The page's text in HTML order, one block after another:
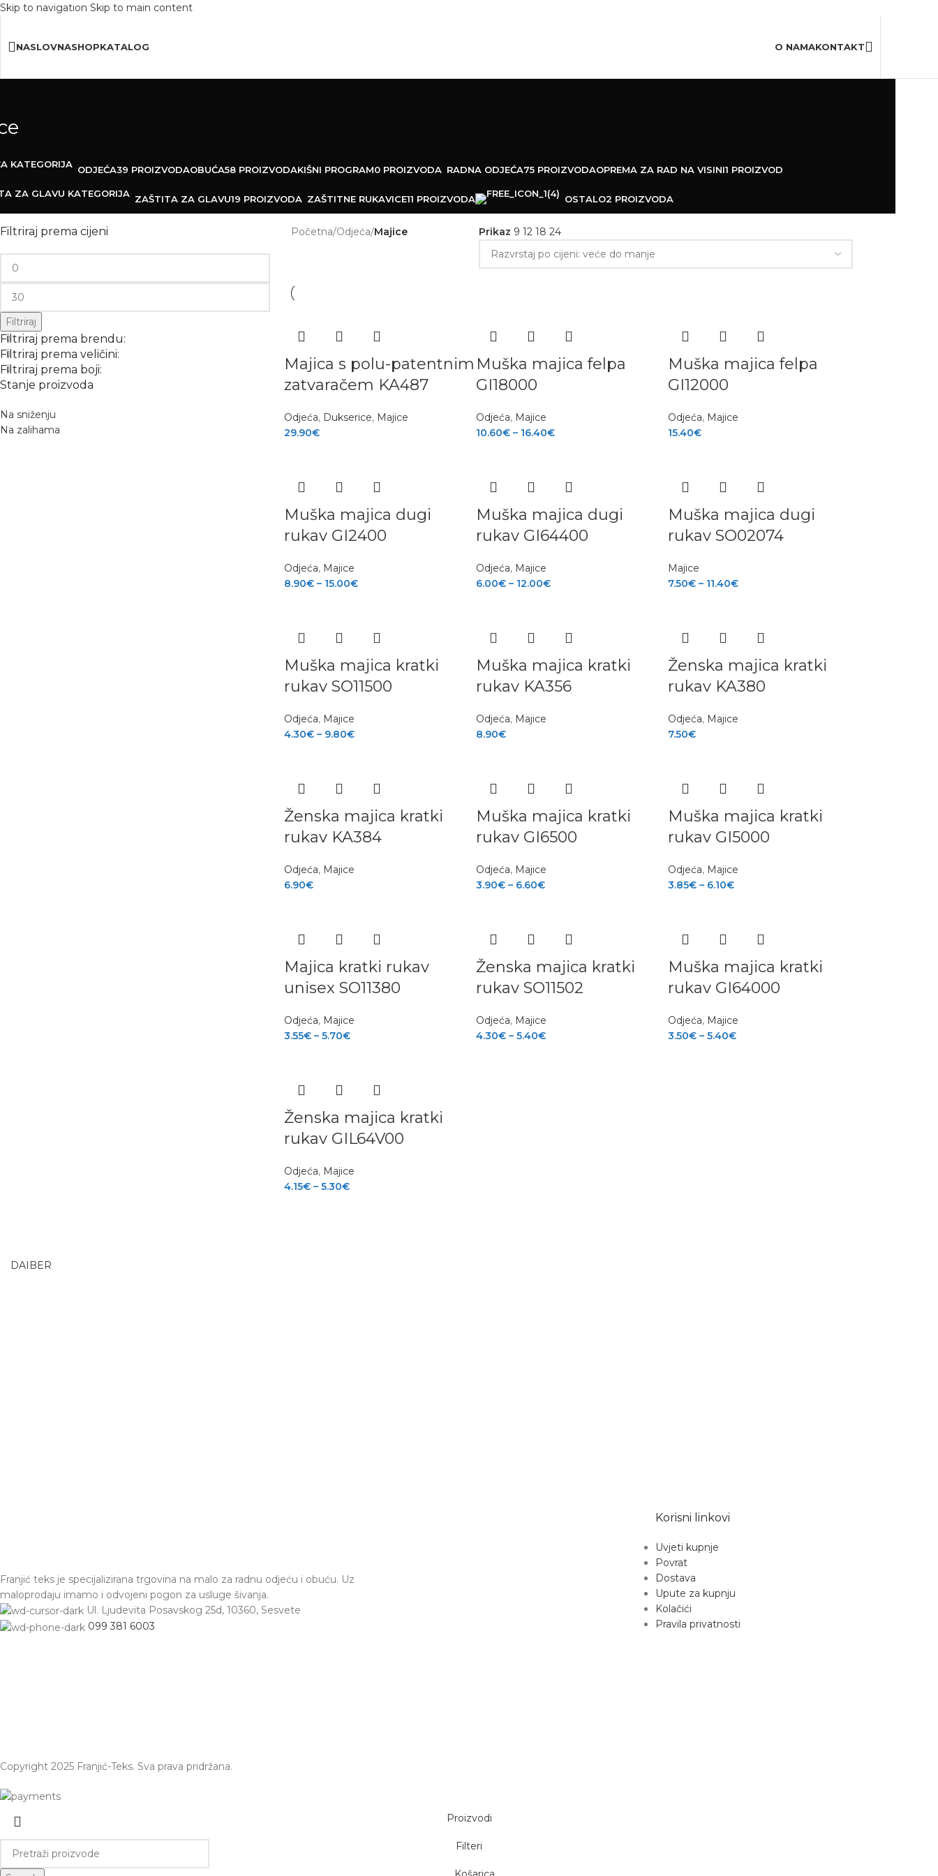
Skip to navigation Skip to main content
NASLOVNASHOPKATALOG O NAMAKONTAKT
ODJEĆA39 PROIZVODAOBUĆA58 PROIZVODAKIŠNI PROGRAM0 PROIZVODA RADNA ODJEĆA75 PROIZVODAOPREMA ZA RAD NA VISINI1 PROIZVOD
ZAŠTITA ZA GLAVU19 PROIZVODA ZAŠTITNE RUKAVICE11 PROIZVODA OSTALO2 PROIZVODA
Filtriraj prema cijeni
Filtriraj
Filtriraj prema brendu:
Filtriraj prema veličini:
Filtriraj prema boji:
Stanje proizvoda
Na sniženju
Na zalihama
Početna/Odjeća/Majice Prikaz 9 12 18 24
Majica s polu-patentnim
zatvaračem KA487
Odjeća, Dukserice, Majice
29.90€
Muška majica felpa
GI18000
Odjeća, Majice
10.60€ – 16.40€
Muška majica felpa
GI12000
Odjeća, Majice
15.40€
Muška majica dugi
rukav GI2400
Odjeća, Majice
8.90€ – 15.00€
Muška majica dugi
rukav GI64400
Odjeća, Majice
6.00€ – 12.00€
Muška majica dugi
rukav SO02074
Majice
7.50€ – 11.40€
Muška majica kratki
rukav SO11500
Odjeća, Majice
4.30€ – 9.80€
Muška majica kratki
rukav KA356
Odjeća, Majice
8.90€
Ženska majica kratki
rukav KA380
Odjeća, Majice
7.50€
Ženska majica kratki
rukav KA384
Odjeća, Majice
6.90€
Muška majica kratki
rukav GI6500
Odjeća, Majice
3.90€ – 6.60€
Muška majica kratki
rukav GI5000
Odjeća, Majice
3.85€ – 6.10€
Majica kratki rukav
unisex SO11380
Odjeća, Majice
3.55€ – 5.70€
Ženska majica kratki
rukav SO11502
Odjeća, Majice
4.30€ – 5.40€
Muška majica kratki
rukav GI64000
Odjeća, Majice
3.50€ – 5.40€
Ženska majica kratki
rukav GIL64V00
Odjeća, Majice
4.15€ – 5.30€
DAIBER
Franjić teks je specijalizirana trgovina na malo za radnu odjeću i obuću. Uz
maloprodaju imamo i odvojeni pogon za usluge šivanja.
Ul. Ljudevita Posavskog 25d, 10360, Sesvete
099 381 6003
Korisni linkovi
Uvjeti kupnje
Povrat
Dostava
Upute za kupnju
Kolačići
Pravila privatnosti
Copyright 2025 Franjić-Teks. Sva prava pridržana.
Proizvodi
Filteri